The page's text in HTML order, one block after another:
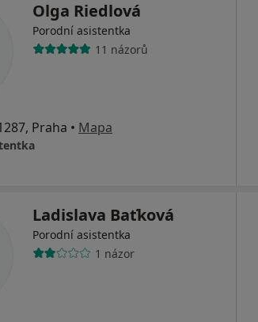
Olga Riedlová
Porodní asistentka
11 názorů
Praha • Mapa
Ladislava Baťková
Porodní asistentka
1 názor